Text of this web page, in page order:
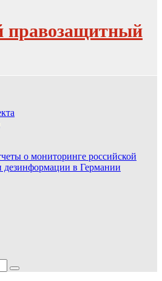
правозащитный
о мониторинге российской
дезинформации в Германии